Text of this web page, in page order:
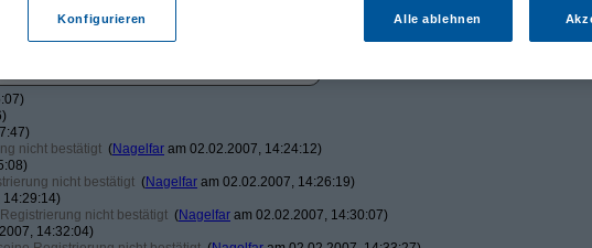
nicht bestätigt (Nagelfar am 02.02.2007, 14:24:12)
nicht bestätigt (Nagelfar am 02.02.2007, 14:26:19)
nicht bestätigt (Nagelfar am 02.02.2007, 14:30:07)
14:32:04)
Konfigurieren Alle ablehnen